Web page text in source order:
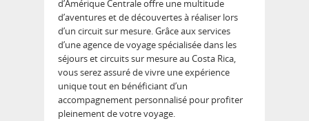
d’Amérique Centrale offre une multitude
d’aventures et de découvertes à réaliser lors
d’un circuit sur mesure. Grâce aux services
d’une agence de voyage spécialisée dans les
séjours et circuits sur mesure au Costa Rica,
vous serez assuré de vivre une expérience
unique tout en bénéficiant d’un
accompagnement personnalisé pour profiter
pleinement de votre voyage.